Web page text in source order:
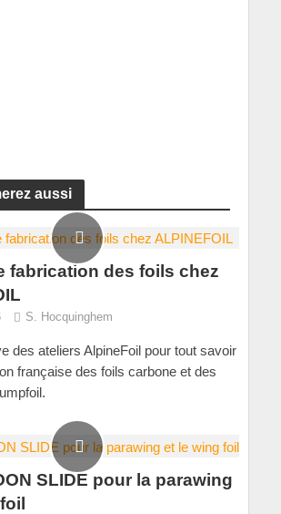
aussi
fabrication des foils chez
S. Hocquinghem
des ateliers AlpineFoil pour tout savoir
française des foils carbone et des
SLIDE pour la parawing